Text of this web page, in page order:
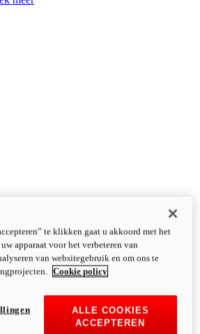
te klikken gaat u akkoord met het
apparaat voor het verbeteren van
van websitegebruik en om ons te
Cookie policy
ALLE COOKIES
ACCEPTEREN